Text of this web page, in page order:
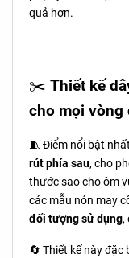
quả hơn.
✂️ Thiết kế
cho mọi vòng
🧵 Điểm nổi bật
rút phía sau, cho
thước sao cho ôm
các mẫu nón may
đối tượng sử dụng,
🔄 Thiết kế này